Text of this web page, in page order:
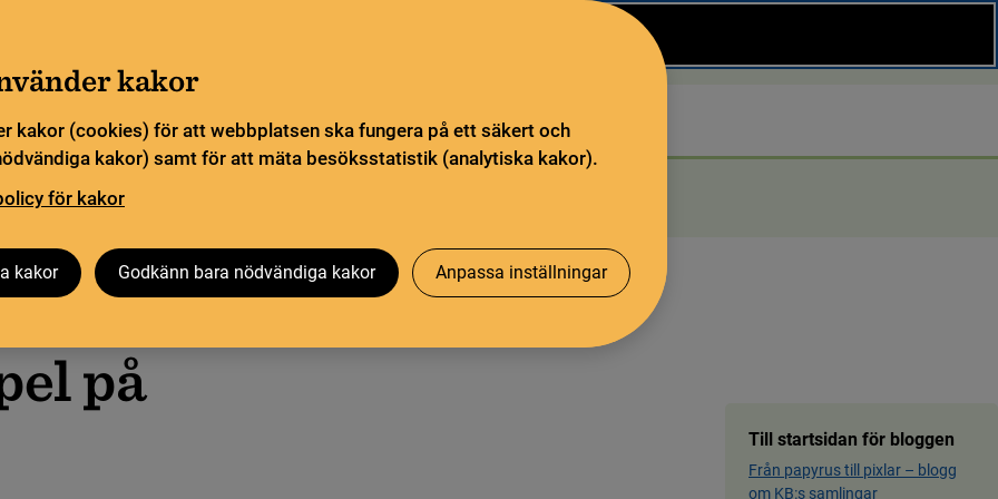
kakor
kakor (cookies) för att webbplatsen ska fungera på ett säkert och
kakor) samt för att mäta besöksstatistik (analytiska kakor).
för kakor
kakor Godkänn bara nödvändiga kakor Anpassa inställningar
Pliktleverans och ISBN Söktjänster
Besök oss
KB
på
Till startsidan för bloggen
Från papyrus till pixlar ­– blog­g
om KB:s samling­ar